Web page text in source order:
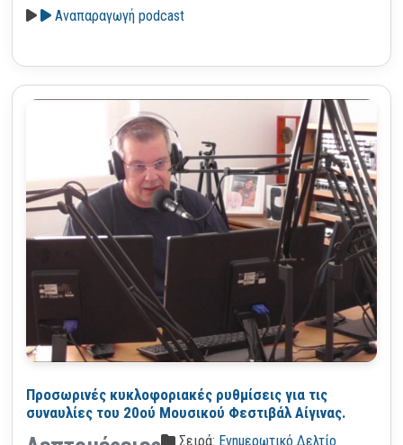
Αναπαραγωγή podcast
Προσωρινές κυκλοφοριακές ρυθμίσεις για τις
συναυλίες του 20ού Μουσικού Φεστιβάλ Αίγινας.
Σειρά: Ενημερωτικό Δελτίο